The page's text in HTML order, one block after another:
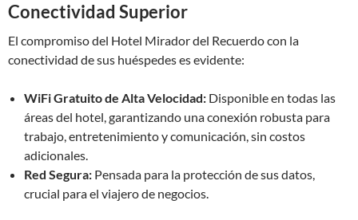
Conectividad Superior
El compromiso del Hotel Mirador del Recuerdo con la
conectividad de sus huéspedes es evidente:
WiFi Gratuito de Alta Velocidad: Disponible en todas las
áreas del hotel, garantizando una conexión robusta para
trabajo, entretenimiento y comunicación, sin costos
adicionales.
Red Segura: Pensada para la protección de sus datos,
crucial para el viajero de negocios.